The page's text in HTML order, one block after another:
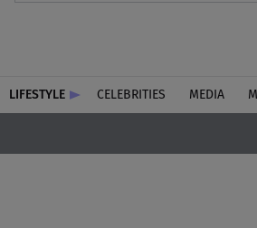
LIFESTYLE CELEBRITIES MEDIA